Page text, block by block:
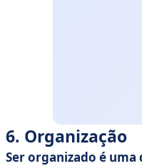
6. Organização
Ser organizado é uma